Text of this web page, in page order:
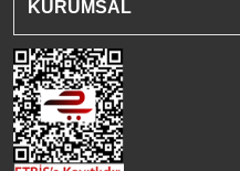
KURUMSAL